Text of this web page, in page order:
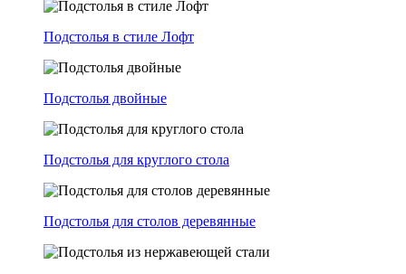
Подстолья в стиле Лофт
Подстолья двойные
Подстолья для круглого стола
Подстолья для столов деревянные